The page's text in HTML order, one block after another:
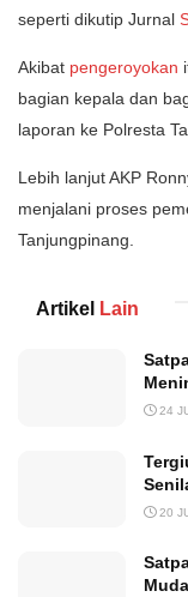
seperti dikutip Jurnal
Akibat pengeroyokan
bagian kepala dan
laporan ke Polresta
Lebih lanjut AKP
menjalani proses
Tanjungpinang.
Artikel Lain
24
20